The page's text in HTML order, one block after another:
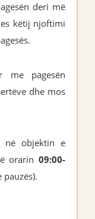
deri më
këtij njoftimi
me pagesën
dhe mos
në objektin e
orarin 09:00-